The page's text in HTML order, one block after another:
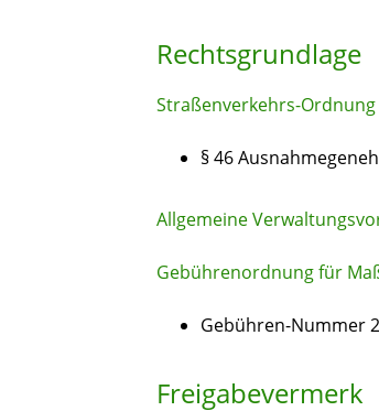
Rechtsgrundlage
Straßenverkehrs-Ordnung
§ 46
Allgemeine
Gebührenordnung für
Gebühren-Nummer
Freigabevermerk